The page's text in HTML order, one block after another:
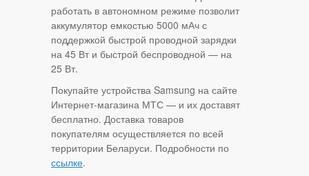
работать в автономном режиме позволит
аккумулятор емкостью 5000 мАч с
поддержкой быстрой проводной зарядки
на 45 Вт и быстрой беспроводной — на
25 Вт.
Покупайте устройства Samsung на сайте
Интернет-магазина МТС — и их доставят
бесплатно. Доставка товаров
покупателям осуществляется по всей
территории Беларуси. Подробности по
ссылке.